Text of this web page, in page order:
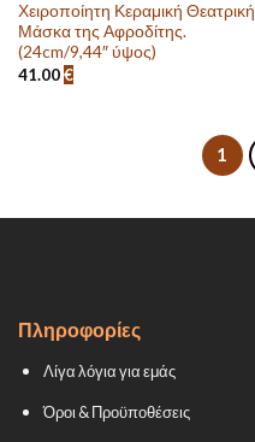
Χειροποίητη Κεραμική Θεατρική
Μάσκα της Αφροδίτης.
(24cm/9,44″ ύψος)
41.00€
1
Πληροφορίες
Λίγα λόγια για εμάς
Όροι & Προϋποθέσεις